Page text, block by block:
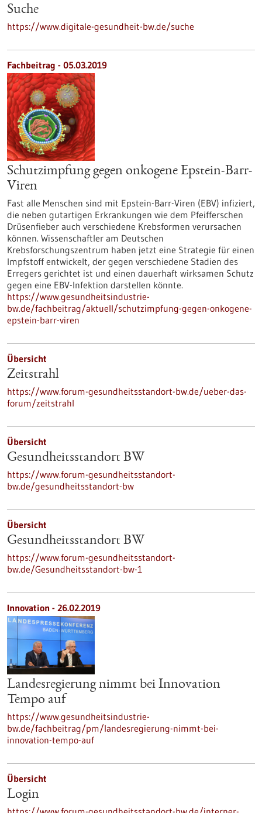
Suche
https://www.digitale-gesundheit-bw.de/suche
Fachbeitrag - 05.03.2019
Schutzimpfung gegen onkogene Epstein-Barr-
Viren
Fast alle Menschen sind mit Epstein-Barr-Viren (EBV) infiziert,
die neben gutartigen Erkrankungen wie dem Pfeifferschen
Drüsenfieber auch verschiedene Krebsformen verursachen
können. Wissenschaftler am Deutschen
Krebsforschungszentrum haben jetzt eine Strategie für einen
Impfstoff entwickelt, der gegen verschiedene Stadien des
Erregers gerichtet ist und einen dauerhaft wirksamen Schutz
gegen eine EBV-Infektion darstellen könnte.
https://www.gesundheitsindustrie-
bw.de/fachbeitrag/aktuell/schutzimpfung-gegen-onkogene-
epstein-barr-viren
Übersicht
Zeitstrahl
https://www.forum-gesundheitsstandort-bw.de/ueber-das-
forum/zeitstrahl
Übersicht
Gesundheitsstandort BW
https://www.forum-gesundheitsstandort-
bw.de/gesundheitsstandort-bw
Übersicht
Gesundheitsstandort BW
https://www.forum-gesundheitsstandort-
bw.de/Gesundheitsstandort-bw-1
Innovation - 26.02.2019
Landesregierung nimmt bei Innovation
Tempo auf
https://www.gesundheitsindustrie-
bw.de/fachbeitrag/pm/landesregierung-nimmt-bei-
innovation-tempo-auf
Übersicht
Login